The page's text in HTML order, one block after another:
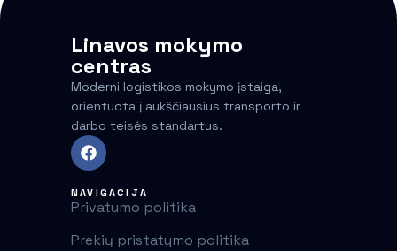
Linavos mokymo
centras
Moderni logistikos mokymo įstaiga,
orientuota į aukščiausius transporto ir
darbo teisės standartus.
NAVIGACIJA
Privatumo politika
Prekių pristatymo politika